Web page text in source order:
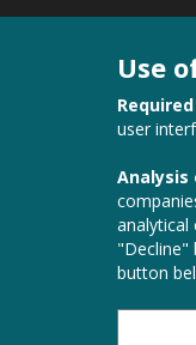
Use
user
Analysis
analytical
"Decline"
button